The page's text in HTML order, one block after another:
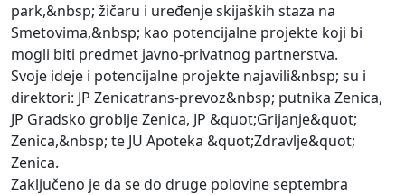
park,&nbsp; žičaru i uređenje skijaških staza na
Smetovima,&nbsp; kao potencijalne projekte koji bi
mogli biti predmet javno-privatnog partnerstva.
Svoje ideje i potencijalne projekte najavili&nbsp; su i
direktori: JP Zenicatrans-prevoz&nbsp; putnika Zenica,
JP Gradsko groblje Zenica, JP &quot;Grijanje&quot;
Zenica,&nbsp; te JU Apoteka &quot;Zdravlje&quot;
Zenica.
Zaključeno je da se do druge polovine septembra